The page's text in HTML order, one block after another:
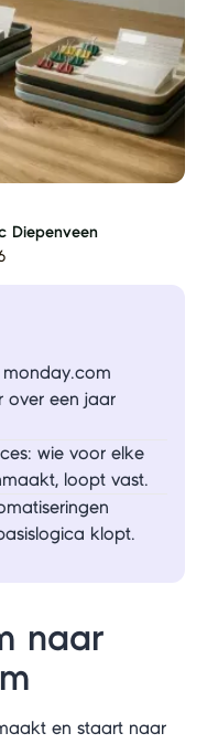
Diepenveen
monday.com
over een jaar
wie voor elke
loopt vast.
klopt.
naar
en staart naar